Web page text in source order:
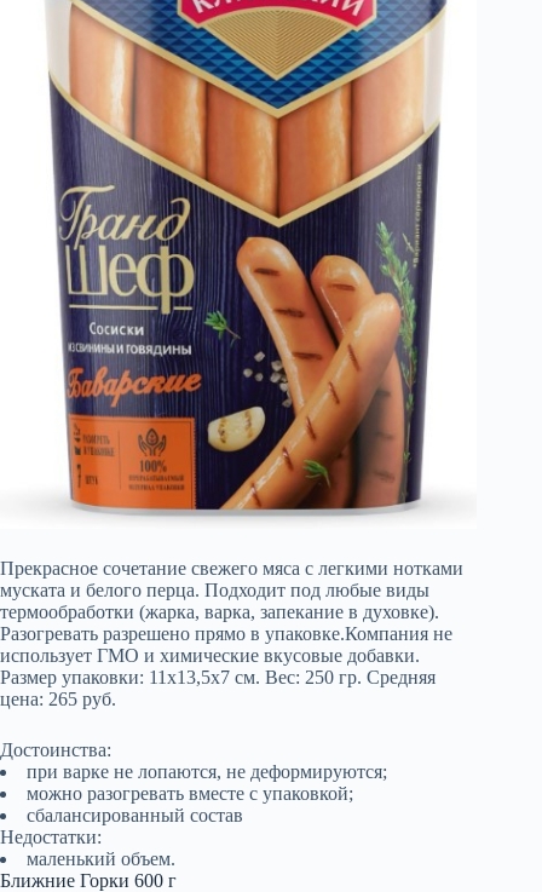
Прекрасное сочетание свежего мяса с легкими нотками
муската и белого перца. Подходит под любые виды
термообработки (жарка, варка, запекание в духовке).
Разогревать разрешено прямо в упаковке.Компания не
использует ГМО и химические вкусовые добавки.
Размер упаковки: 11х13,5х7 см. Вес: 250 гр. Средняя
цена: 265 руб.
Достоинства:
при варке не лопаются, не деформируются;
можно разогревать вместе с упаковкой;
сбалансированный состав
Недостатки:
маленький объем.
Ближние Горки 600 г